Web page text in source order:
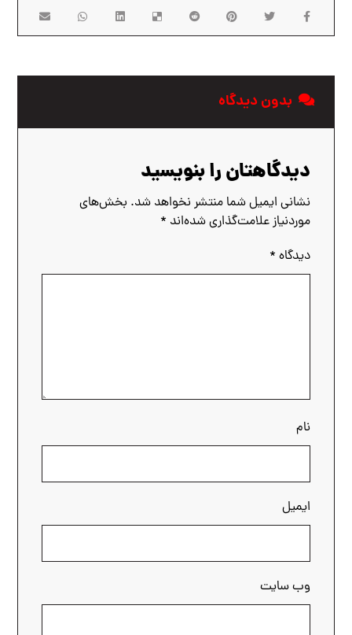
بدون دیدگاه
دیدگاهتان را بنویسید
نشانی ایمیل شما منتشر نخواهد شد. بخش‌های
موردنیاز علامت‌گذاری شده‌اند *
دیدگاه *
نام
ایمیل
وب‌ سایت